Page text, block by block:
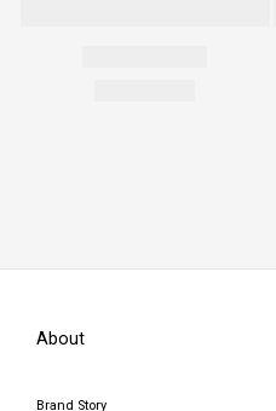
About
Brand Story